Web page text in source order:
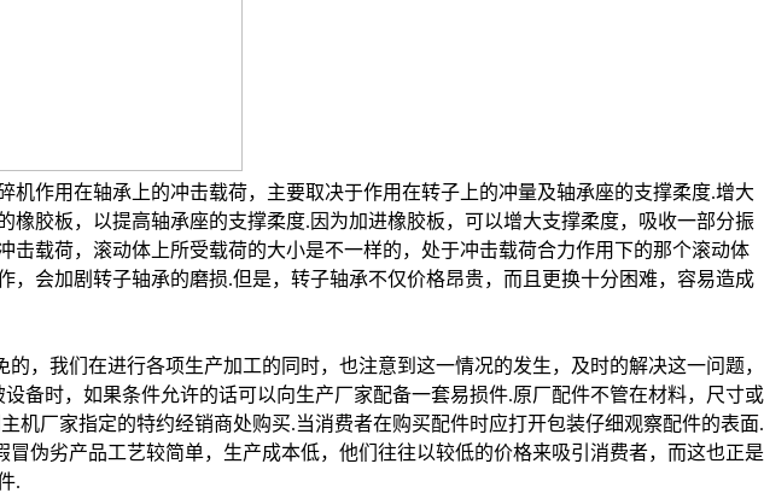
作用在轴承上的冲击载荷，主要取决于作用在转子上的冲量及轴承座的支撑柔度.增大
胶板，以提高轴承座的支撑柔度.因为加进橡胶板，可以增大支撑柔度，吸收一部分振
载荷，滚动体上所受载荷的大小是不一样的，处于冲击载荷合力作用下的那个滚动体
会加剧转子轴承的磨损.但是，转子轴承不仅价格昂贵，而且更换十分困难，容易造成
，我们在进行各项生产加工的同时，也注意到这一情况的发生，及时的解决这一问题，
备时，如果条件允许的话可以向生产厂家配备一套易损件.原厂配件不管在材料，尺寸或
厂家指定的特约经销商处购买.当消费者在购买配件时应打开包装仔细观察配件的表面.
伪劣产品工艺较简单，生产成本低，他们往往以较低的价格来吸引消费者，而这也正是
.